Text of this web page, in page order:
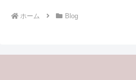
ホーム Blog